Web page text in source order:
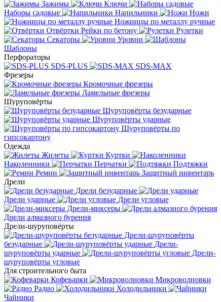
Зажимы
Ключи
Наборы садовые
Напильники
Ножи
Ножницы по металлу ручные
Отвёртки Рейки по бетону
Рулетки
Секаторы
Уровни
Шаблоны
Перфораторы
SDS-PLUS
SDS-MAX
Фрезеры
Кромочные фрезеры
Ламельные фрезеры
Шуруповёрты
Шуруповёрты безударные
Шуруповёрты ударные
Шуруповёрты по
гипсокартону
Одежда
Жилеты
Куртки
Наколенники
Перчатки
Подтяжки
Ремни
Защитный инвентарь
Дрели
Дрели безударные
Дрели ударные
Дрели угловые
Дрели-миксеры
Дрели алмазного бурения
Дрели-шуруповёрты
Дрели-шуруповёрты
безударные
Дрели-
шуруповёрты ударные
Дрели-
шуруповёрты угловые
Для строительного быта
Кофеварки
Микроволновки
Радио
Холодильники
Чайники